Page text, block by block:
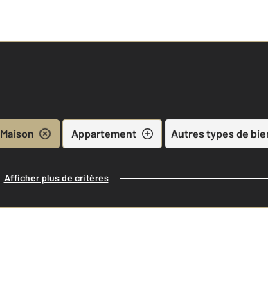
Maison Appartement Autres types de
Afficher plus de critères